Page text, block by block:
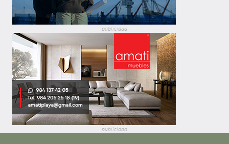
publicidad
publicidad